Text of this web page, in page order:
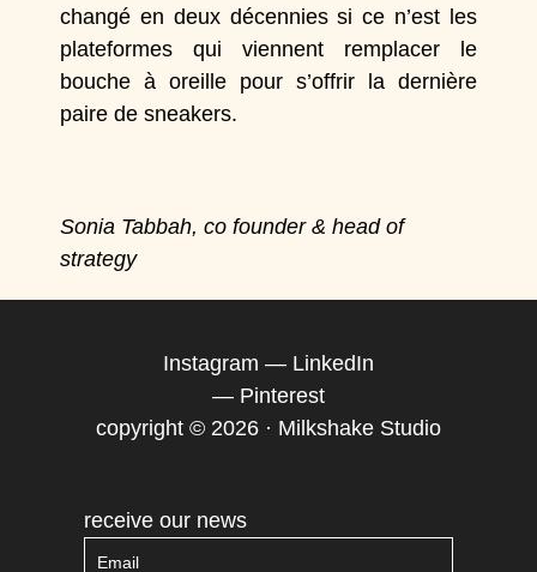
changé en deux décennies si ce n’est les
plateformes qui viennent remplacer le
bouche à oreille pour s’offrir la dernière
paire de sneakers.
Sonia Tabbah, co founder & head of
strategy
Instagram — LinkedIn
— Pinterest
copyright © 2026 · Milkshake Studio
receive our news